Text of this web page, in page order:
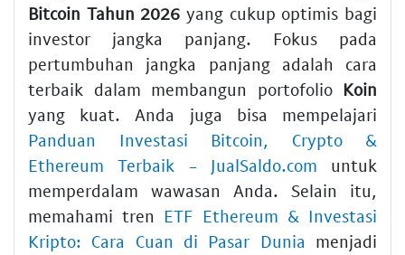
Bitcoin Tahun 2026 yang cukup optimis bagi
investor jangka panjang. Fokus pada
pertumbuhan jangka panjang adalah cara
terbaik dalam membangun portofolio Koin
yang kuat. Anda juga bisa mempelajari
Panduan Investasi Bitcoin, Crypto &
Ethereum Terbaik - JualSaldo.com untuk
memperdalam wawasan Anda. Selain itu,
memahami tren ETF Ethereum & Investasi
Kripto: Cara Cuan di Pasar Dunia menjadi